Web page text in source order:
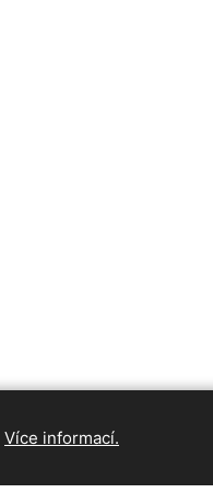
Více informací.